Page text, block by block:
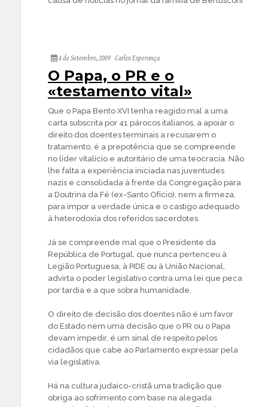
4 de Setembro, 2009 Carlos Esperança
O Papa, o PR e o
«testamento vital»
Que o Papa Bento XVI tenha reagido mal a uma
carta subscrita por 41 párocos italianos, a apoiar o
direito dos doentes terminais a recusarem o
tratamento, é a prepotência que se compreende
no líder vitalício e autoritário de uma teocracia. Não
lhe falta a experiência iniciada nas juventudes
nazis e consolidada à frente da Congregação para
a Doutrina da Fé (ex-Santo Ofício), nem a firmeza,
para impor a verdade única e o castigo adequado
à heterodoxia dos referidos sacerdotes.
Já se compreende mal que o Presidente da
República de Portugal, que nunca pertenceu à
Legião Portuguesa, à PIDE ou à União Nacional,
advirta o poder legislativo contra uma lei que peca
por tardia e a que sobra humanidade.
O direito de decisão dos doentes não é um favor
do Estado nem uma decisão que o PR ou o Papa
devam impedir, é um sinal de respeito pelos
cidadãos que cabe ao Parlamento expressar pela
via legislativa.
Há na cultura judaico-cristã uma tradição que
obriga ao sofrimento com base na alegada